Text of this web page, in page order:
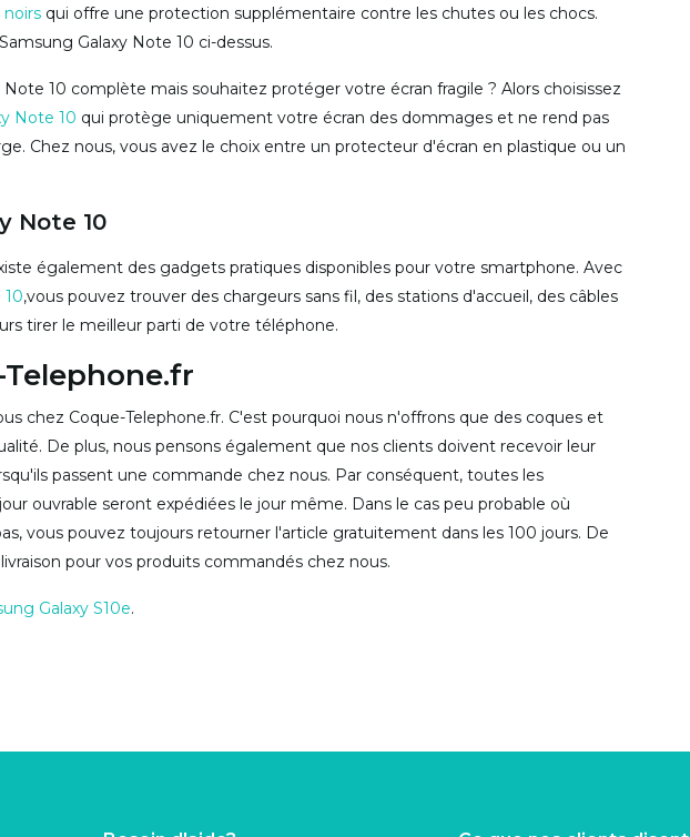
qui offre une protection supplémentaire contre les chutes ou les chocs.
Galaxy Note 10 ci-dessus.
10 complète mais souhaitez protéger votre écran fragile ? Alors choisissez
Note 10 qui protège uniquement votre écran des dommages et ne rend pas
Chez nous, vous avez le choix entre un protecteur d'écran en plastique ou un
Note 10
également des gadgets pratiques disponibles pour votre smartphone. Avec
10,vous pouvez trouver des chargeurs sans fil, des stations d'accueil, des câbles
tirer le meilleur parti de votre téléphone.
Telephone.fr
chez Coque-Telephone.fr. C'est pourquoi nous n'offrons que des coques et
De plus, nous pensons également que nos clients doivent recevoir leur
passent une commande chez nous. Par conséquent, toutes les
ouvrable seront expédiées le jour même. Dans le cas peu probable où
vous pouvez toujours retourner l'article gratuitement dans les 100 jours. De
pour vos produits commandés chez nous.
Galaxy S10e.